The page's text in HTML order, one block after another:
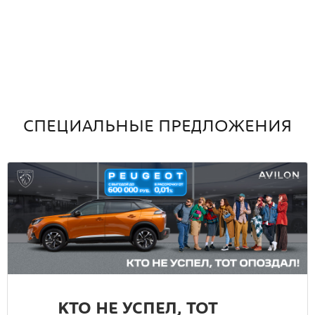
СПЕЦИАЛЬНЫЕ ПРЕДЛОЖЕНИЯ
КТО НЕ УСПЕЛ, ТОТ